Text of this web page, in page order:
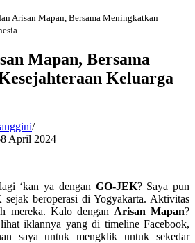
Arisan Mapan, Bersama Meningkatkan
Mapan, Bersama
Keluarga
8 April 2024
‘kan ya dengan GO-JEK? Saya pun
sejak beroperasi di Yogyakarta. Aktivitas
mereka. Kalo dengan Arisan Mapan?
iklannya yang di timeline Facebook,
saya untuk mengklik untuk sekedar